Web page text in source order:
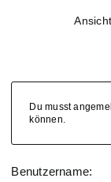
Du musst
können.
Benutzername: